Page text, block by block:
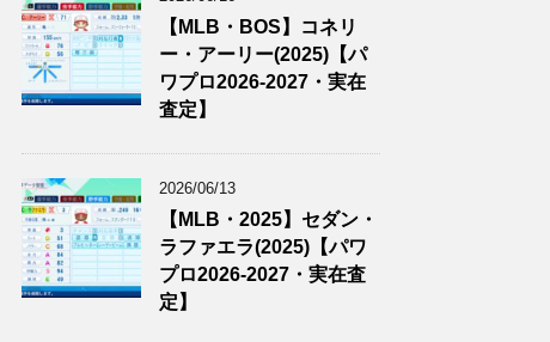
【MLB・BOS】コネリ
ー・アーリー(2025)【パ
ワプロ2026-2027・実在
査定】
2026/06/13
【MLB・2025】セダン・
ラファエラ(2025)【パワ
プロ2026-2027・実在査
定】